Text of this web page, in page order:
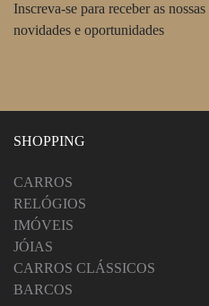
Inscreva-se para receber as
novidades e oportunidades
SHOPPING
CARROS
RELÓGIOS
IMÓVEIS
JÓIAS
CARROS CLÁSSICOS
BARCOS